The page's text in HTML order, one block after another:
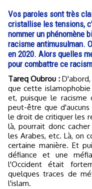
Vos paroles sont très
cristallise les tensions,
nommer un phénomène
racisme antimusulman.
en 2020. Alors quelles
pour combattre ce
Tareq Oubrou :D'abord,
que cette
et, puisque le racisme
peut-être que
le droit de critiquer les
là, pourrait donc
les Arabes, etc. Là, on
certaine manière. Et
défiance et une
l'Occident était
quelques traces de
l'islam.